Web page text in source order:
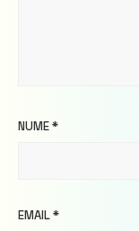
NUME*
EMAIL*